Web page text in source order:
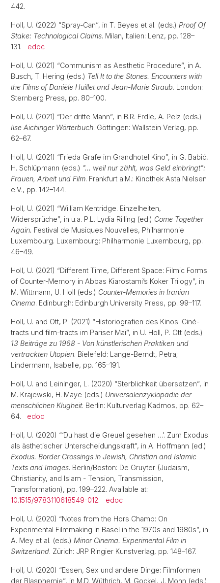
442.
Holl, U. (2022) “Spray-Can”, in T. Beyes et al. (eds.) Proof Of
Stake: Technological Claims. Milan, Italien: Lenz, pp. 128–
131. edoc
Holl, U. (2021) “Communism as Aesthetic Procedure”, in A.
Busch, T. Hering (eds.) Tell It to the Stones. Encounters with
the Films of Danièle Huillet and Jean-Marie Straub. London:
Sternberg Press, pp. 80–100.
Holl, U. (2021) “Der dritte Mann”, in B.R. Erdle, A. Pelz (eds.)
Ilse Aichinger Wörterbuch. Göttingen: Wallstein Verlag, pp.
62–67.
Holl, U. (2021) “Frieda Grafe im Grandhotel Kino”, in G. Babić,
H. Schlüpmann (eds.) "… weil nur zählt, was Geld einbringt":
Frauen, Arbeit und Film. Frankfurt a.M.: Kinothek Asta Nielsen
e.V., pp. 142–144.
Holl, U. (2021) “William Kentridge. Einzelheiten,
Widersprüche”, in u.a. P.L. Lydia Rilling (ed.) Come Together
Again. Festival de Musiques Nouvelles, Philharmonie
Luxembourg. Luxembourg: Philharmonie Luxembourg, pp.
46–49.
Holl, U. (2021) “Different Time, Different Space: Filmic Forms
of Counter-Memory in Abbas Kiarostami’s Koker Trilogy”, in
M. Wittmann, U. Holl (eds.) Counter-Memories in Iranian
Cinema. Edinburgh: Edinburgh University Press, pp. 99–117.
Holl, U. and Ott, P. (2021) “Historiografien des Kinos: Ciné-
tracts und film-tracts im Pariser Mai”, in U. Holl, P. Ott (eds.)
13 Beiträge zu 1968 - Von künstlerischen Praktiken und
vertrackten Utopien. Bielefeld: Lange-Berndt, Petra;
Lindermann, Isabelle, pp. 165–191.
Holl, U. and Leininger, L. (2020) “Sterblichkeit übersetzen”, in
M. Krajewski, H. Maye (eds.) Universalenzyklopädie der
menschlichen Klugheit. Berlin: Kulturverlag Kadmos, pp. 62–
64. edoc
Holl, U. (2020) “‘Du hast die Greuel gesehen …’. Zum Exodus
als ästhetischer Unterscheidungskraft”, in A. Hoffmann (ed.)
Exodus. Border Crossings in Jewish, Christian and Islamic
Texts and Images. Berlin/Boston: De Gruyter (Judaism,
Christianity, and Islam - Tension, Transmission,
Transformation), pp. 199–222. Available at:
10.1515/9783110618549-012. edoc
Holl, U. (2020) “Notes from the Hors Champ: On
Experimental Filmmaking in Basel in the 1970s and 1980s”, in
A. Mey et al. (eds.) Minor Cinema. Experimental Film in
Switzerland. Zürich: JRP Ringier Kunstverlag, pp. 148–167.
Holl, U. (2020) “Essen, Sex und andere Dinge: Filmformen
der Blasphemie”, in M.D. Wüthrich, M. Gockel, J. Mohn (eds.)